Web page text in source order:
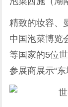
精致的妆容、
中国泡菜博览
等国家的5位
参展商展示“东